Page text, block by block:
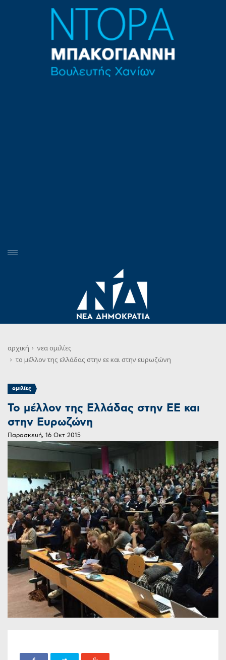
αρχική νεα ομιλίες
το μέλλον της ελλάδας στην εε και στην ευρωζώνη
ομιλίες
Το μέλλον της Ελλάδας στην ΕΕ και
στην Ευρωζώνη
Παρασκευή, 16 Οκτ 2015